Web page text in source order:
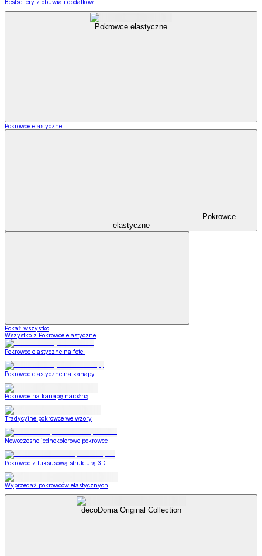
Bestsellery z obuwia i dodatków
Pokrowce elastyczne
Pokrowce elastyczne
Pokrowce
elastyczne
Pokaż wszystko
Wszystko z Pokrowce elastyczne
Pokrowce elastyczne na fotel
Pokrowce elastyczne na kanapy
Pokrowce na kanapę narożną
Tradycyjne pokrowce we wzory
Nowoczesne jednokolorowe pokrowce
Pokrowce z luksusową strukturą 3D
Wyprzedaż pokrowców elastycznych
decoDoma Original Collection